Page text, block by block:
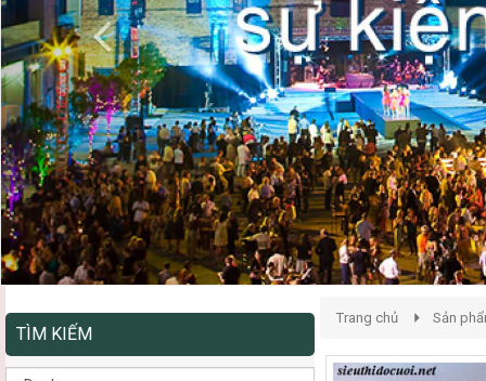
TÌM KIẾM
Trang chủ Sản